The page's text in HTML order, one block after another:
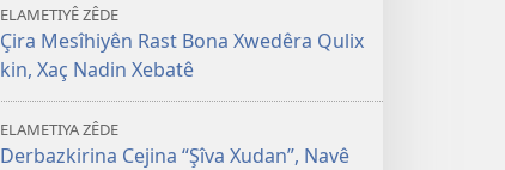
ELAMETIYÊ ZÊDE
Çira Mesîhiyên Rast Bona Xwedêra Qulix
kin, Xaç Nadin Xebatê
ELAMETIYA ZÊDE
Derbazkirina Cejina “Şîva Xudan”, Navê